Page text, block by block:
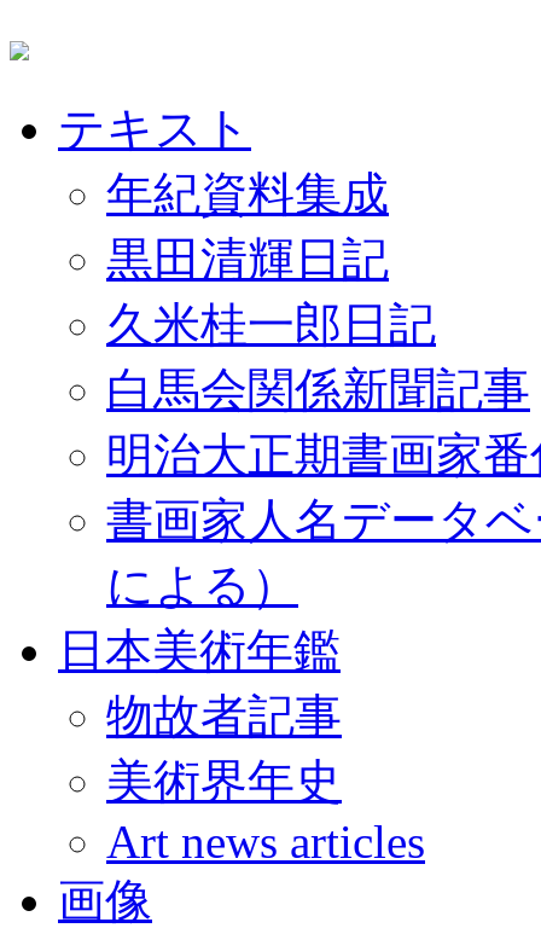
テキスト
年紀資料集成
黒田清輝日記
久米桂一郎日記
白馬会関係新聞記事
明治大正期書画家
書画家人名データ
による）
日本美術年鑑
物故者記事
美術界年史
Art news articles
画像